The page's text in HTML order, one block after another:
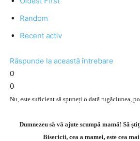
Random
Recent activ
Răspunde la această întrebare
0
0
Nu, este suficient să spuneți o dată rugăciunea,
Dumnezeu să vă ajute scumpă mamă! Să
Bisericii, cea a mamei, este cea